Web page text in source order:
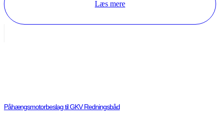
Læs mere
Påhængsmotorbeslag til GKV Redningsbåd